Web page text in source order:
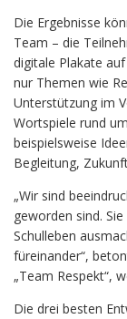
Die Ergebnisse
Team – die
digitale Plakate
nur Themen wie
Unterstützung im
Wortspiele rund
beispielsweise
Begleitung,
„Wir sind
geworden sind.
Schulleben
füreinander“,
„Team Respekt“,
Die drei besten